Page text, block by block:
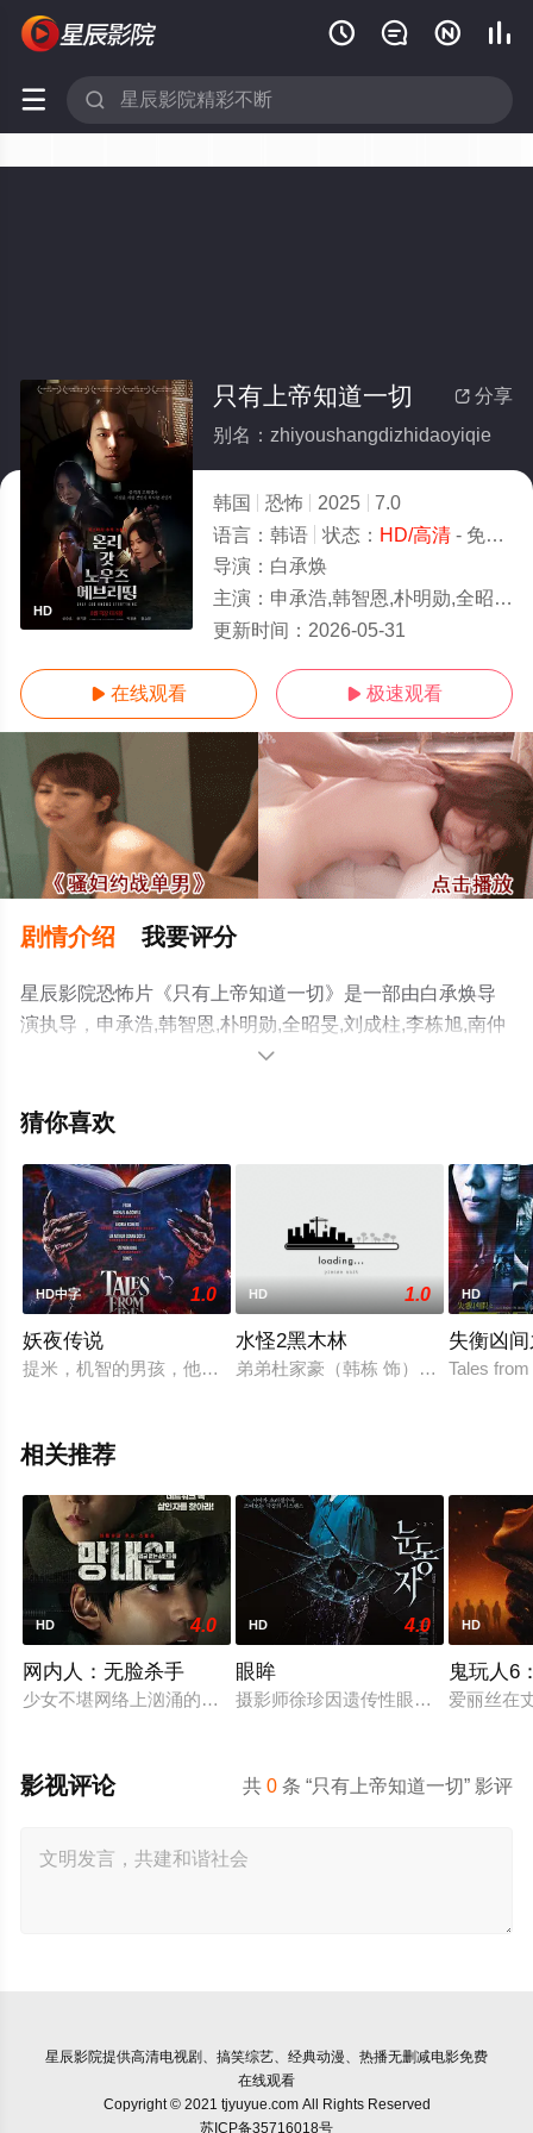
   
 
HD
 分享
只有上帝知道一切
别名：zhiyoushangdizhidaoyiqie
韩国 恐怖 2025
7.0
语言： 韩语 状态： HD/高清- 免费在线观看
导演： 白承焕
主演： 申承浩,韩智恩,朴明勋,全昭旻,刘成柱,李栋旭,南仲圭
更新时间： 2026-05-31
 在线观看  极速观看
剧情介绍 我要评分
星辰影院恐怖片《只有上帝知道一切》是一部由白承焕导
演执导，申承浩,韩智恩,朴明勋,全昭旻,刘成柱,李栋旭,南仲
圭等演员精彩演绎的韩国电影，手机免费观看高清未删减
瓣电影、电视猫或剧情网等平台了解。

猜你喜欢
HD中字 1.0
妖夜传说
提米，机智的男孩，他阅读的题材将救他一命。安迪，他的命
HD 1.0
水怪2黑木林
弟弟杜家豪（韩栋 饰）在上水镇被
HD
失衡凶
Tales
相关推荐
HD 4.0
网内人：无脸杀手
少女不堪网络上汹涌的匿名暴力，选择结束年轻的生命。悲愤
HD 4.0
眼眸
摄影师徐珍因遗传性眼病，视力正在
HD
鬼玩人6
爱丽丝在
共0 条 “只有上帝知道一切” 影评
影视评论
星辰影院提供高清电视剧、搞笑综艺、经典动漫、热播无删减电影免费
在线观看
Copyright © 2021 tjyuyue.com All Rights Reserved
苏ICP备35716018号